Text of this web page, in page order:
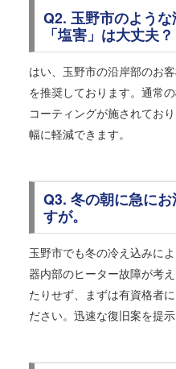
Q2. 玉野市のよう
「塩害」は大丈夫？
はい、玉野市の沿岸部のお
を推奨しております。通常
コーティングが施されてお
幅に軽減できます。
Q3. 冬の朝に急に
すが。
玉野市でも冬の冷え込みに
器内部のヒーター故障が考
たりせず、まずは有資格者
ださい。迅速な復旧案を提示